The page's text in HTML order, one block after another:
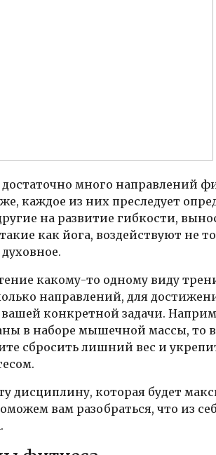
много направлений
каждое из них преследует
на развитие гибкости,
как йога, воздействуют не
какому-то одному виду
направлений, для
конкретной задачи.
в наборе мышечной массы, то
сбросить лишний вес и
дисциплину, которая будет
вам разобраться, что из